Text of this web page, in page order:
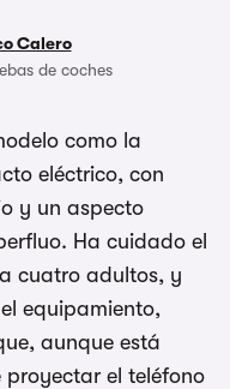
Calero
de coches
como la
eléctrico, con
y un aspecto
Ha cuidado el
cuatro adultos, y
equipamiento,
aunque está
el teléfono